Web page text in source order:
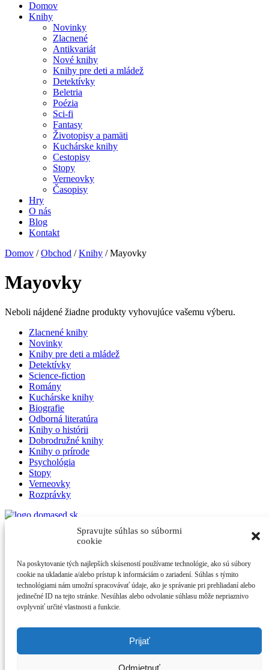
Spravujte súhlas so súbormi
cookie
Na poskytovanie tých najlepších skúseností používame technológie, ako sú súbory
cookie na ukladanie a/alebo prístup k informáciám o zariadení. Súhlas s týmito
technológiami nám umožní spracovávať údaje, ako je správanie pri prehliadaní alebo
jedinečné ID na tejto stránke. Nesúhlas alebo odvolanie súhlasu môže nepriaznivo
ovplyvniť určité vlastnosti a funkcie.
Prijať
Odmietnuť
Domov
Knihy
Novinky
Zlacnené
Antikvariát
Nové knihy
Knihy pre deti a mládež
Detektívky
Beletria
Poézia
Sci-fi
Fantasy
Životopisy a pamäti
Kuchárske knihy
Cestopisy
Stopy
Verneovky
Časopisy
Hry
O nás
Blog
Kontakt
Domov /Obchod /Knihy / Mayovky
Mayovky
Neboli nájdené žiadne produkty vyhovujúce vašemu výberu.
Zlacnené knihy
Novinky
Knihy pre deti a mládež
Detektívky
Science-fiction
Romány
Kuchárske knihy
Biografie
Odborná literatúra
Knihy o histórii
Dobrodružné knihy
Knihy o prírode
Psychológia
Stopy
Verneovky
Rozprávky
Obchodné podmienky
Poštovné a doprava
Možnosti platby
Reklamácie a odstúpenie od zmluvy
Ochrana osobných údajov
Zostaňme v spojení